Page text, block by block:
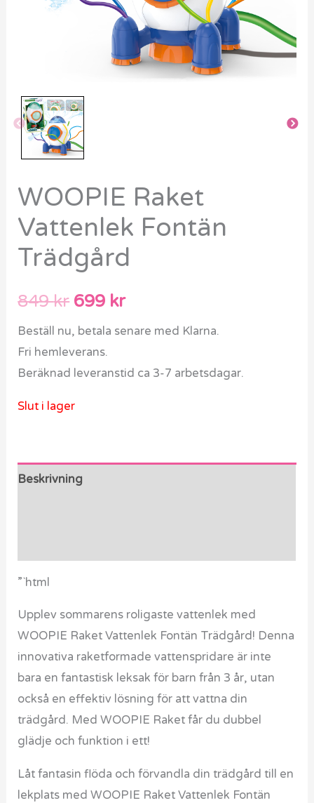
WOOPIE Raket
Vattenlek Fontän
Trädgård
849kr 699 kr
Beställ nu, betala senare med Klarna.
Fri hemleverans.
Beräknad leveranstid ca 3-7 arbetsdagar.
Slut i lager
Beskrivning
”`html
Upplev sommarens roligaste vattenlek med
WOOPIE Raket Vattenlek Fontän Trädgård! Denna
innovativa raketformade vattenspridare är inte
bara en fantastisk leksak för barn från 3 år, utan
också en effektiv lösning för att vattna din
trädgård. Med WOOPIE Raket får du dubbel
glädje och funktion i ett!
Låt fantasin flöda och förvandla din trädgård till en
lekplats med WOOPIE Raket Vattenlek Fontän